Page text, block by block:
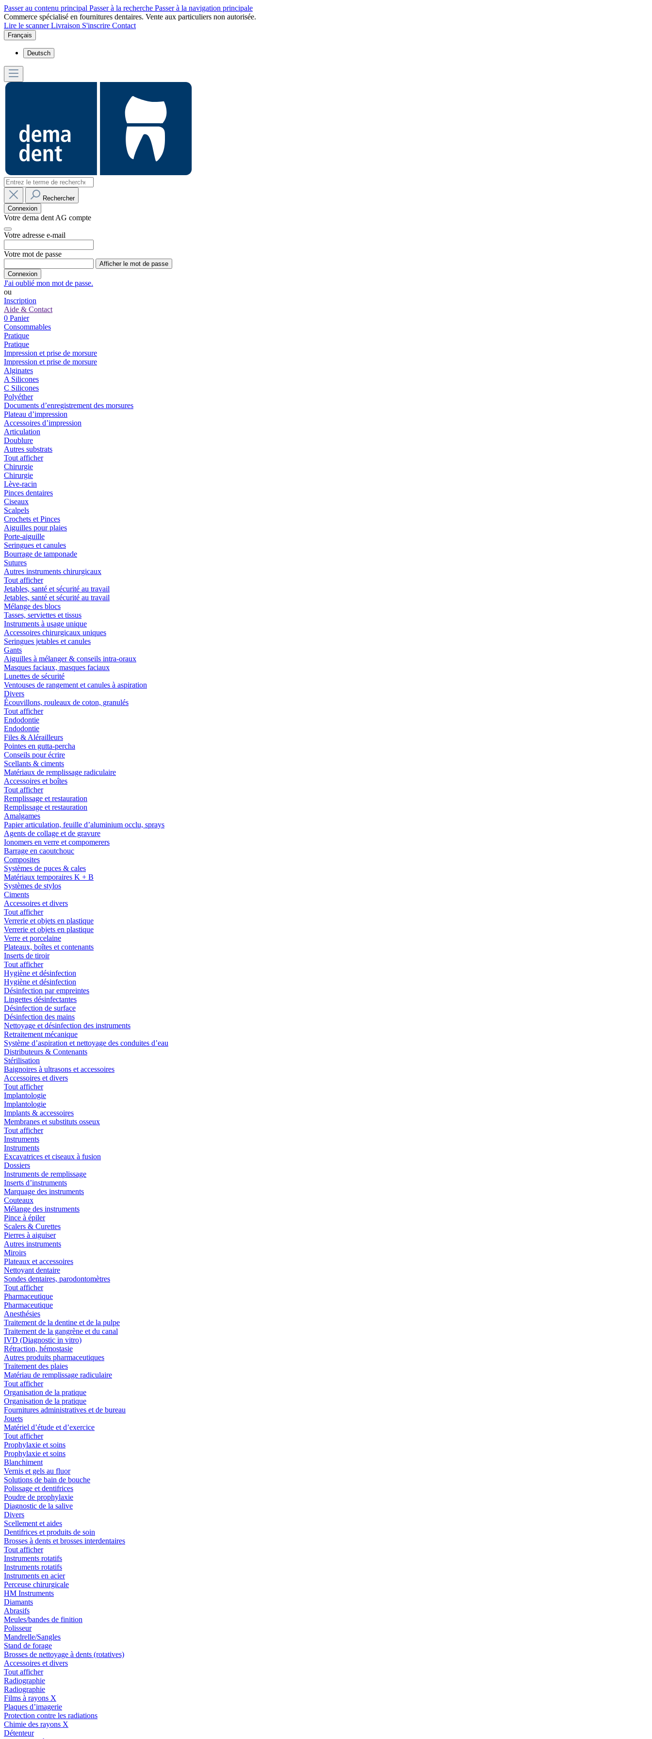
Passer au contenu principal Passer à la recherche Passer à la navigation principale
Commerce spécialisé en fournitures dentaires. Vente aux particuliers non autorisée.
Lire le scannerLivraison S'inscrire Contact
Français
Deutsch
Rechercher
Connexion
Votre dema dent AG compte
Votre adresse e-mail
Votre mot de passe
Afficher le mot de passe
Connexion
J'ai oublié mon mot de passe.
ou
Inscription
Aide & Contact
0 Panier
Consommables
Pratique
Pratique
Impression et prise de morsure
Impression et prise de morsure
Alginates
A Silicones
C Silicones
Polyéther
Documents d’enregistrement des morsures
Plateau d’impression
Accessoires d’impression
Articulation
Doublure
Autres substrats
Tout afficher
Chirurgie
Chirurgie
Lève-racin
Pinces dentaires
Ciseaux
Scalpels
Crochets et Pinces
Aiguilles pour plaies
Porte-aiguille
Seringues et canules
Bourrage de tamponade
Sutures
Autres instruments chirurgicaux
Tout afficher
Jetables, santé et sécurité au travail
Jetables, santé et sécurité au travail
Mélange des blocs
Tasses, serviettes et tissus
Instruments à usage unique
Accessoires chirurgicaux uniques
Seringues jetables et canules
Gants
Aiguilles à mélanger & conseils intra-oraux
Masques faciaux, masques faciaux
Lunettes de sécurité
Ventouses de rangement et canules à aspiration
Divers
Écouvillons, rouleaux de coton, granulés
Tout afficher
Endodontie
Endodontie
Files & Alérailleurs
Pointes en gutta-percha
Conseils pour écrire
Scellants & ciments
Matériaux de remplissage radiculaire
Accessoires et boîtes
Tout afficher
Remplissage et restauration
Remplissage et restauration
Amalgames
Papier articulation, feuille d’aluminium occlu, sprays
Agents de collage et de gravure
Ionomers en verre et compomerers
Barrage en caoutchouc
Composites
Systèmes de puces & cales
Matériaux temporaires K + B
Systèmes de stylos
Ciments
Accessoires et divers
Tout afficher
Verrerie et objets en plastique
Verrerie et objets en plastique
Verre et porcelaine
Plateaux, boîtes et contenants
Inserts de tiroir
Tout afficher
Hygiène et désinfection
Hygiène et désinfection
Désinfection par empreintes
Lingettes désinfectantes
Désinfection de surface
Désinfection des mains
Nettoyage et désinfection des instruments
Retraitement mécanique
Système d’aspiration et nettoyage des conduites d’eau
Distributeurs & Contenants
Stérilisation
Baignoires à ultrasons et accessoires
Accessoires et divers
Tout afficher
Implantologie
Implantologie
Implants & accessoires
Membranes et substituts osseux
Tout afficher
Instruments
Instruments
Excavatrices et ciseaux à fusion
Dossiers
Instruments de remplissage
Inserts d’instruments
Marquage des instruments
Couteaux
Mélange des instruments
Pince à épiler
Scalers & Curettes
Pierres à aiguiser
Autres instruments
Miroirs
Plateaux et accessoires
Nettoyant dentaire
Sondes dentaires, parodontomètres
Tout afficher
Pharmaceutique
Pharmaceutique
Anesthésies
Traitement de la dentine et de la pulpe
Traitement de la gangrène et du canal
IVD (Diagnostic in vitro)
Rétraction, hémostasie
Autres produits pharmaceutiques
Traitement des plaies
Matériau de remplissage radiculaire
Tout afficher
Organisation de la pratique
Organisation de la pratique
Fournitures administratives et de bureau
Jouets
Matériel d’étude et d’exercice
Tout afficher
Prophylaxie et soins
Prophylaxie et soins
Blanchiment
Vernis et gels au fluor
Solutions de bain de bouche
Polissage et dentifrices
Poudre de prophylaxie
Diagnostic de la salive
Divers
Scellement et aides
Dentifrices et produits de soin
Brosses à dents et brosses interdentaires
Tout afficher
Instruments rotatifs
Instruments rotatifs
Instruments en acier
Perceuse chirurgicale
HM Instruments
Diamants
Abrasifs
Meules/bandes de finition
Polisseur
Mandrelle/Sangles
Stand de forage
Brosses de nettoyage à dents (rotatives)
Accessoires et divers
Tout afficher
Radiographie
Radiographie
Films à rayons X
Plaques d’imagerie
Protection contre les radiations
Chimie des rayons X
Détenteur